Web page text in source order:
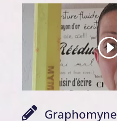
 Graphomyne